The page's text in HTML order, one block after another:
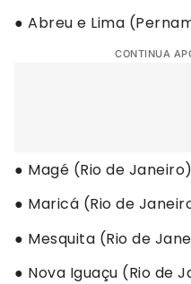
● Abreu e Lima
CONTINUA
● Magé (Rio de
● Maricá (Rio de
● Mesquita (Rio de
● Nova Iguaçu (Rio de